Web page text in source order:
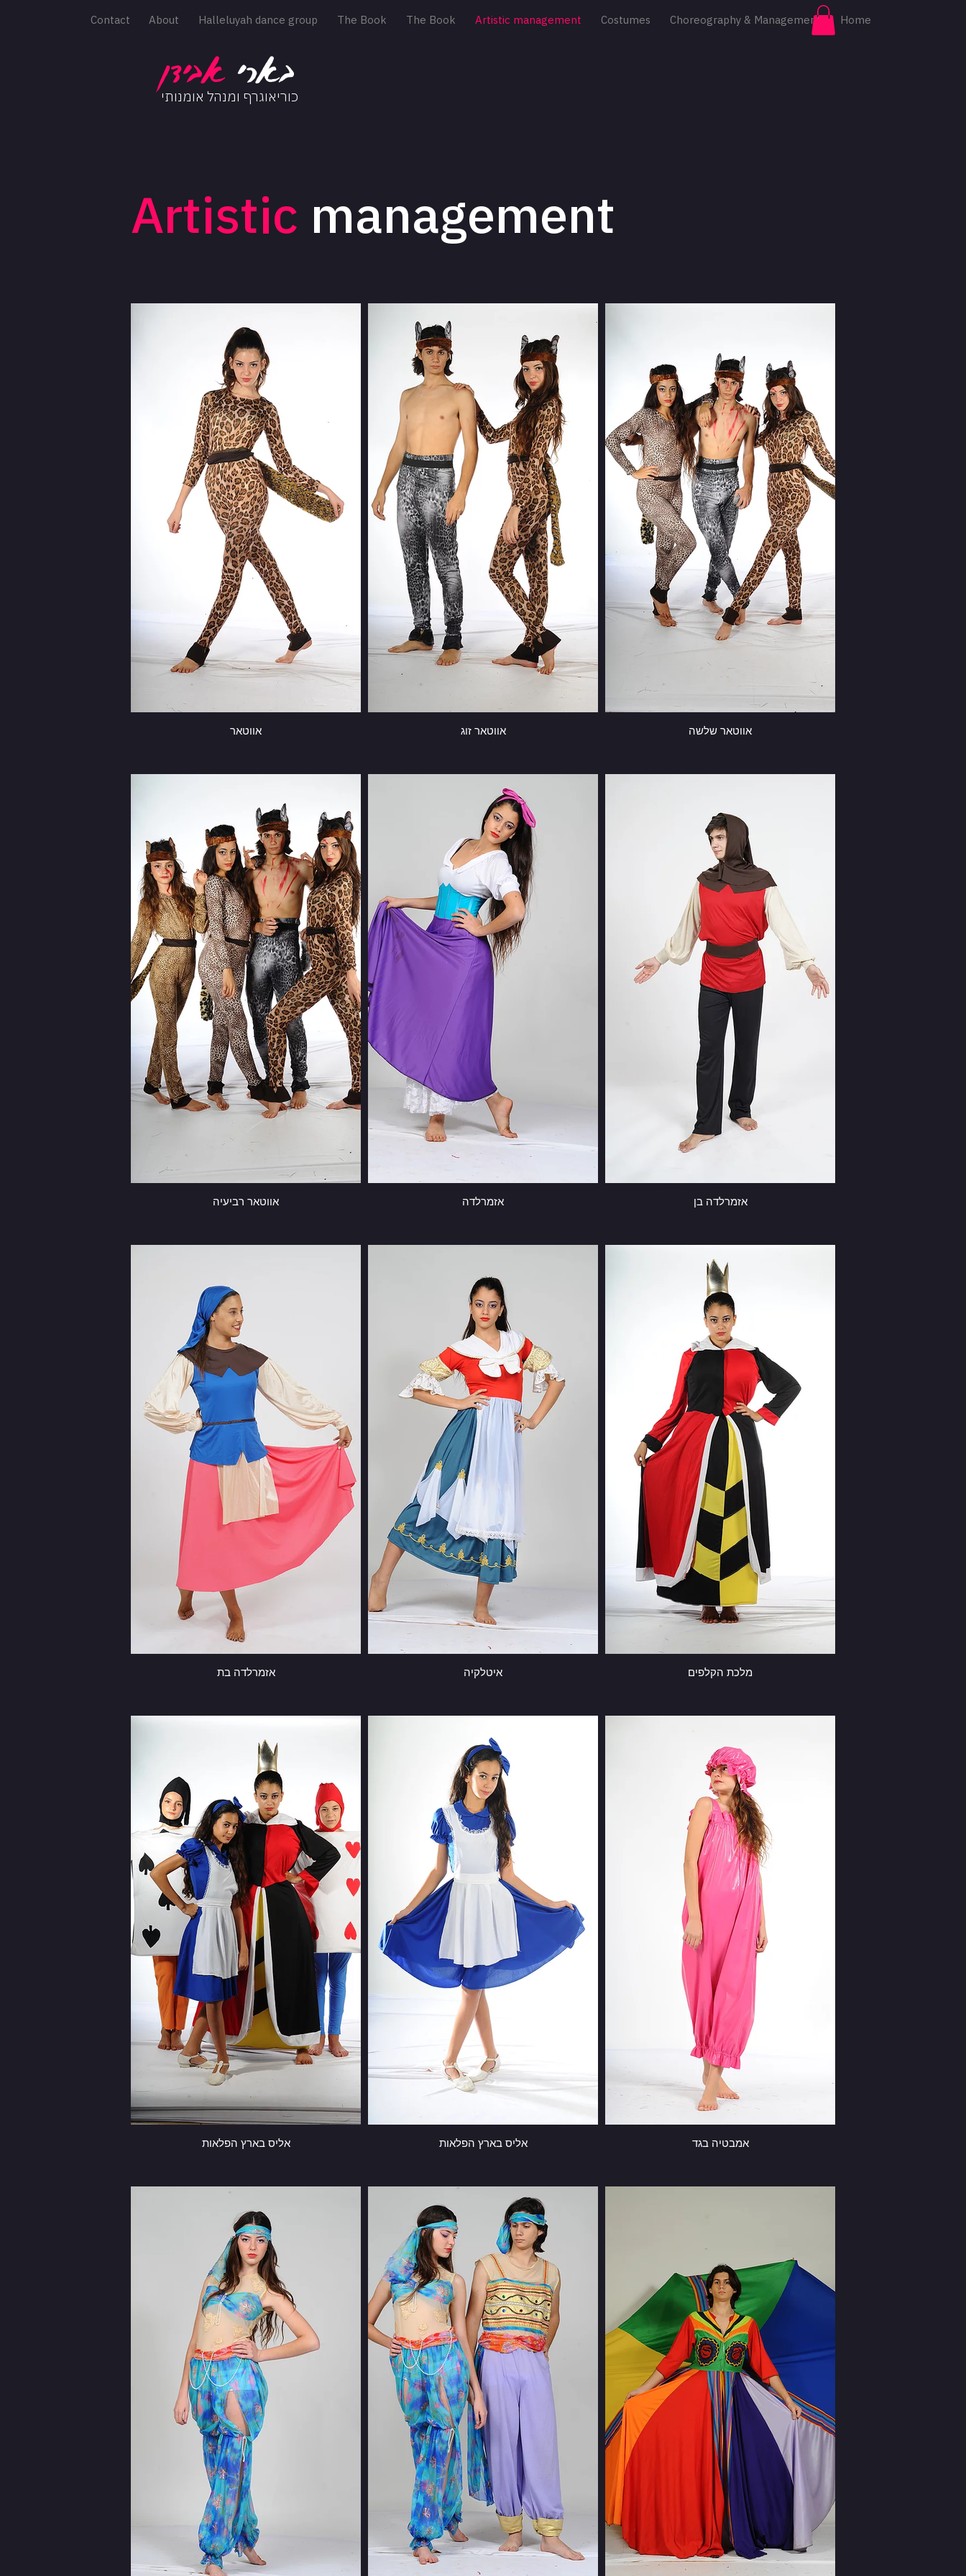
Home
Choreography & Management
Costumes
Artistic management
The Book
The Book
Halleluyah dance group
About
Contact
כוריאוגרף ומנהל אומנותי
באריאבידן
Artistic management
אווטאר אווטאר זוג אווטאר שלשה
אווטאר רביעיה אזמרלדה אזמרלדה בן
אזמרלדה בת איטלקיה מלכת הקלפים
אליס בארץ הפלאות אליס בארץ הפלאות אמבטיה בגד